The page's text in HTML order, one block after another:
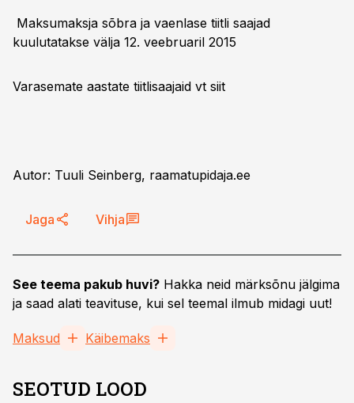
Maksumaksja sõbra ja vaenlase tiitli saajad
kuulutatakse välja 12. veebruaril 2015
Varasemate aastate tiitlisaajaid vt siit
Autor: Tuuli Seinberg, raamatupidaja.ee
Jaga Vihja
See teema pakub huvi? Hakka neid märksõnu jälgima
ja saad alati teavituse, kui sel teemal ilmub midagi uut!
Maksud Käibemaks
SEOTUD LOOD